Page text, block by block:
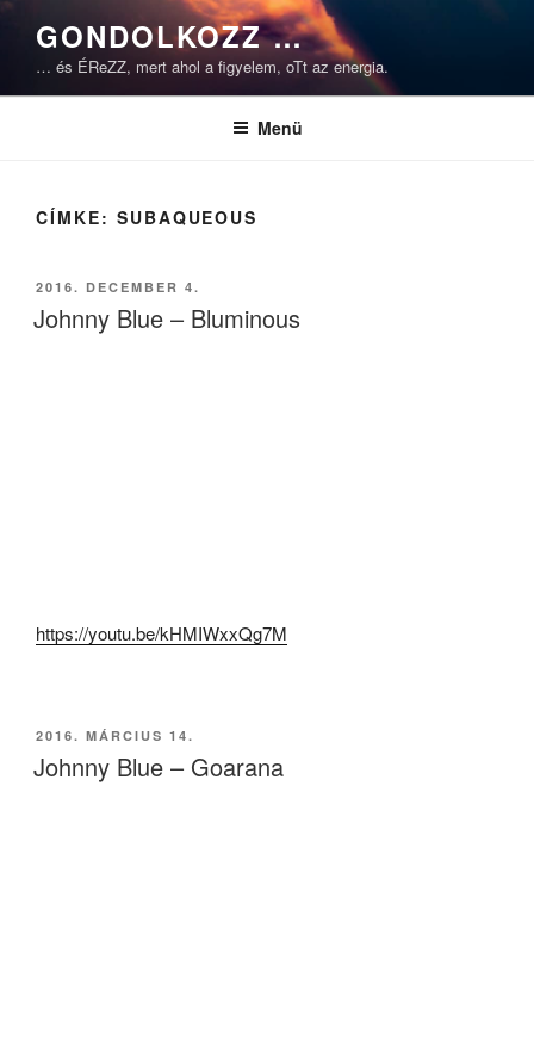
Tartalomhoz
GONDOLKOZZ …
… és ÉReZZ, mert ahol a figyelem, oTt az energia.
Menü
CÍMKE: SUBAQUEOUS
BEKÜLDVE:
2016. DECEMBER 4.
Johnny Blue – Bluminous
https://youtu.be/kHMIWxxQg7M
BEKÜLDVE:
2016. MÁRCIUS 14.
Johnny Blue – Goarana